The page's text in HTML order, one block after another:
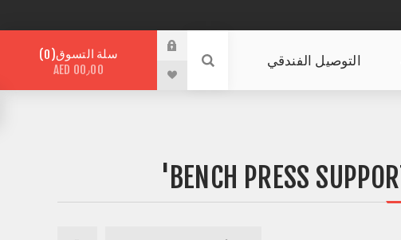
التوصيل الفندقي سلة التسوق 0
AED 00٫00